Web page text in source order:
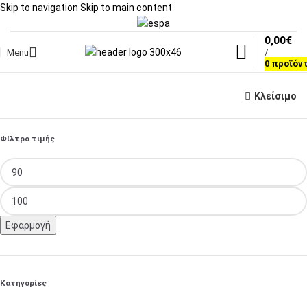
Skip to navigation Skip to main content
Menu
0
/
0,00€
Κλείσιμο
Φίλτρο τιμής
Εφαρμογή
Κατηγορίες